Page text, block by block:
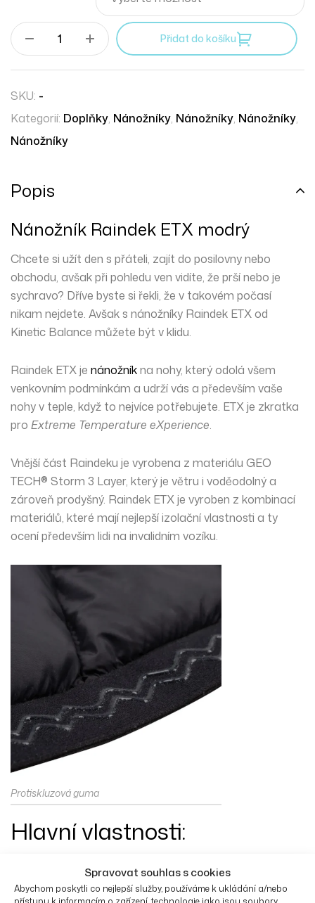
Spravovat souhlas s cookies
Abychom poskytli co nejlepší služby, používáme k ukládání a/nebo
Přidat do košíku
SKU: -
Kategorií: Doplňky, Nánožníky, Nánožníky, Nánožníky,
Nánožníky
Popis
Nánožník Raindek ETX modrý
Chcete si užít den s přáteli, zajít do posilovny nebo
obchodu, avšak při pohledu ven vidíte, že prší nebo je
sychravo? Dříve byste si řekli, že v takovém počasí
nikam nejdete. Avšak s nánožníky Raindek ETX od
Kinetic Balance můžete být v klidu.
Raindek ETX je nánožníkna nohy, který odolá všem
venkovním podmínkám a udrží vás a především vaše
nohy v teple, když to nejvíce potřebujete. ETX je zkratka
pro Extreme Temperature eXperience.
Vnějšíčást Raindeku je vyrobena z materiálu GEO
TECH® Storm 3 Layer, který je větru i voděodolnýa
zároveň prodyšný. Raindek ETX je vyroben z kombinací
materiálů, které mají nejlepšíizolačnívlastnosti a ty
ocení především lidi na invalidním vozíku.
Protiskluzová guma
Hlavní vlastnosti:
Velký SBS zip a tahák
Laserem svařované vodotěsné kapsy